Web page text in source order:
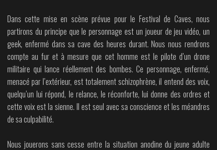
Dans cette mise en scène prévue pour le Festival de Caves, nous
partirons du principe que le personnage est un joueur de jeu vidéo, un
geek, enfermé dans sa cave des heures durant. Nous nous rendrons
compte au fur et à mesure que cet homme est le pilote d’un drone
militaire qui lance réellement des bombes. Ce personnage, enfermé,
menacé par l’extérieur, est totalement schizophrène, il entend des voix,
quelqu’un lui répond, le relance, le réconforte, lui donne des ordres et
cette voix est la sienne. Il est seul avec sa conscience et les méandres
de sa culpabilité.
Nous jouerons sans cesse entre la situation anodine du jeune adulte